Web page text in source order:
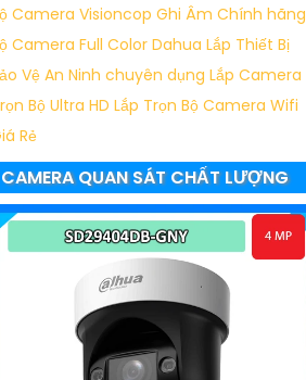
Camera Visioncop Ghi Âm Chính hãng
Camera Full Color Dahua Lắp Thiết Bị
Vệ An Ninh chuyên dụng Lắp Camera
Bộ Ultra HD Lắp Trọn Bộ Camera Wifi
Rẻ
CAMERA QUAN SÁT CHẤT LƯỢNG